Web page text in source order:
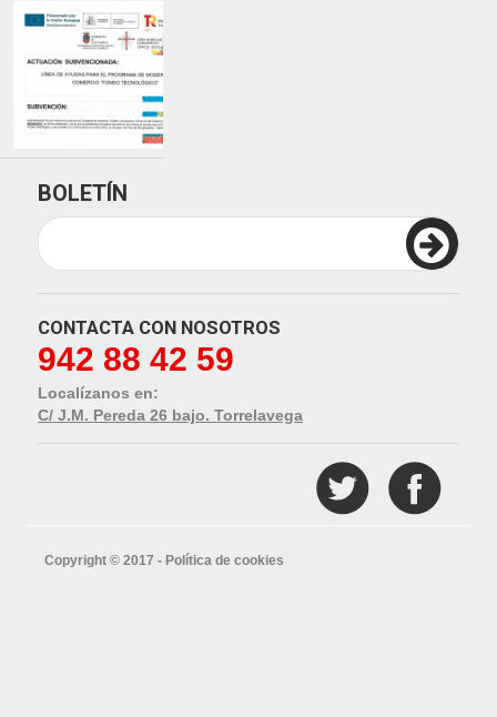
BOLETÍN
CONTACTA CON NOSOTROS
942 88 42 59
Localízanos en:
C/ J.M. Pereda 26 bajo. Torrelavega
Copyright © 2017 - Política de cookies